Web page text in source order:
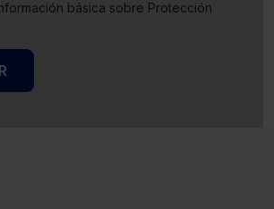
básica sobre Protección